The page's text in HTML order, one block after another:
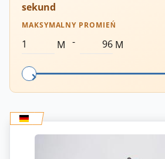
sekund
MAKSYMALNY PROMIEŃ
M - M